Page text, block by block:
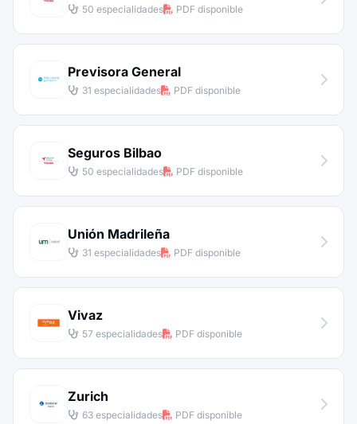
50 especialidades PDF disponible
Previsora General
31 especialidades PDF disponible
Seguros Bilbao
50 especialidades PDF disponible
Unión Madrileña
31 especialidades PDF disponible
Vivaz
57 especialidades PDF disponible
Zurich
63 especialidades PDF disponible